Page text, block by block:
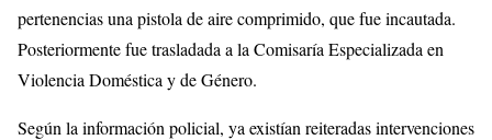
pertenencias una pistola de aire comprimido, que fue incautada.
Posteriormente fue trasladada a la Comisaría Especializada en
Violencia Doméstica y de Género.
Según la información policial, ya existían reiteradas intervenciones